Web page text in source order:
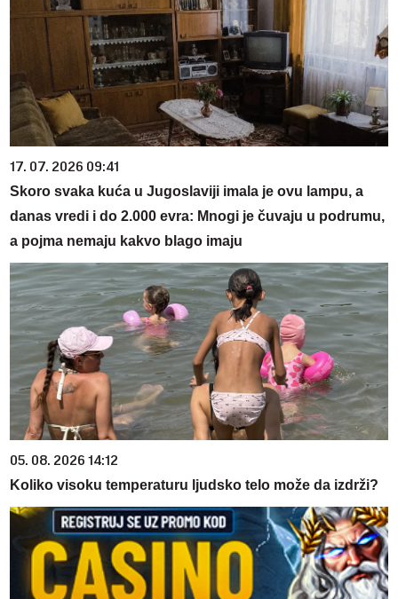
17. 07. 2026 09:41
Skoro svaka kuća u Jugoslaviji imala je ovu lampu, a
danas vredi i do 2.000 evra: Mnogi je čuvaju u podrumu,
a pojma nemaju kakvo blago imaju
05. 08. 2026 14:12
Koliko visoku temperaturu ljudsko telo može da izdrži?